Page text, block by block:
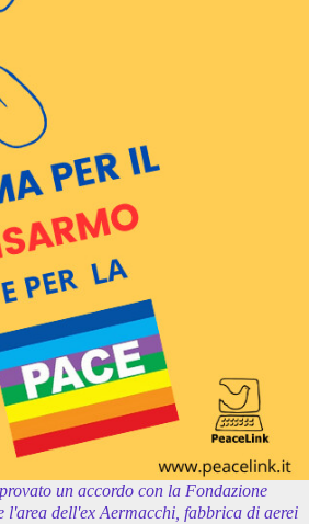
un accordo con la Fondazione
l'area dell'ex Aermacchi, fabbrica di aerei